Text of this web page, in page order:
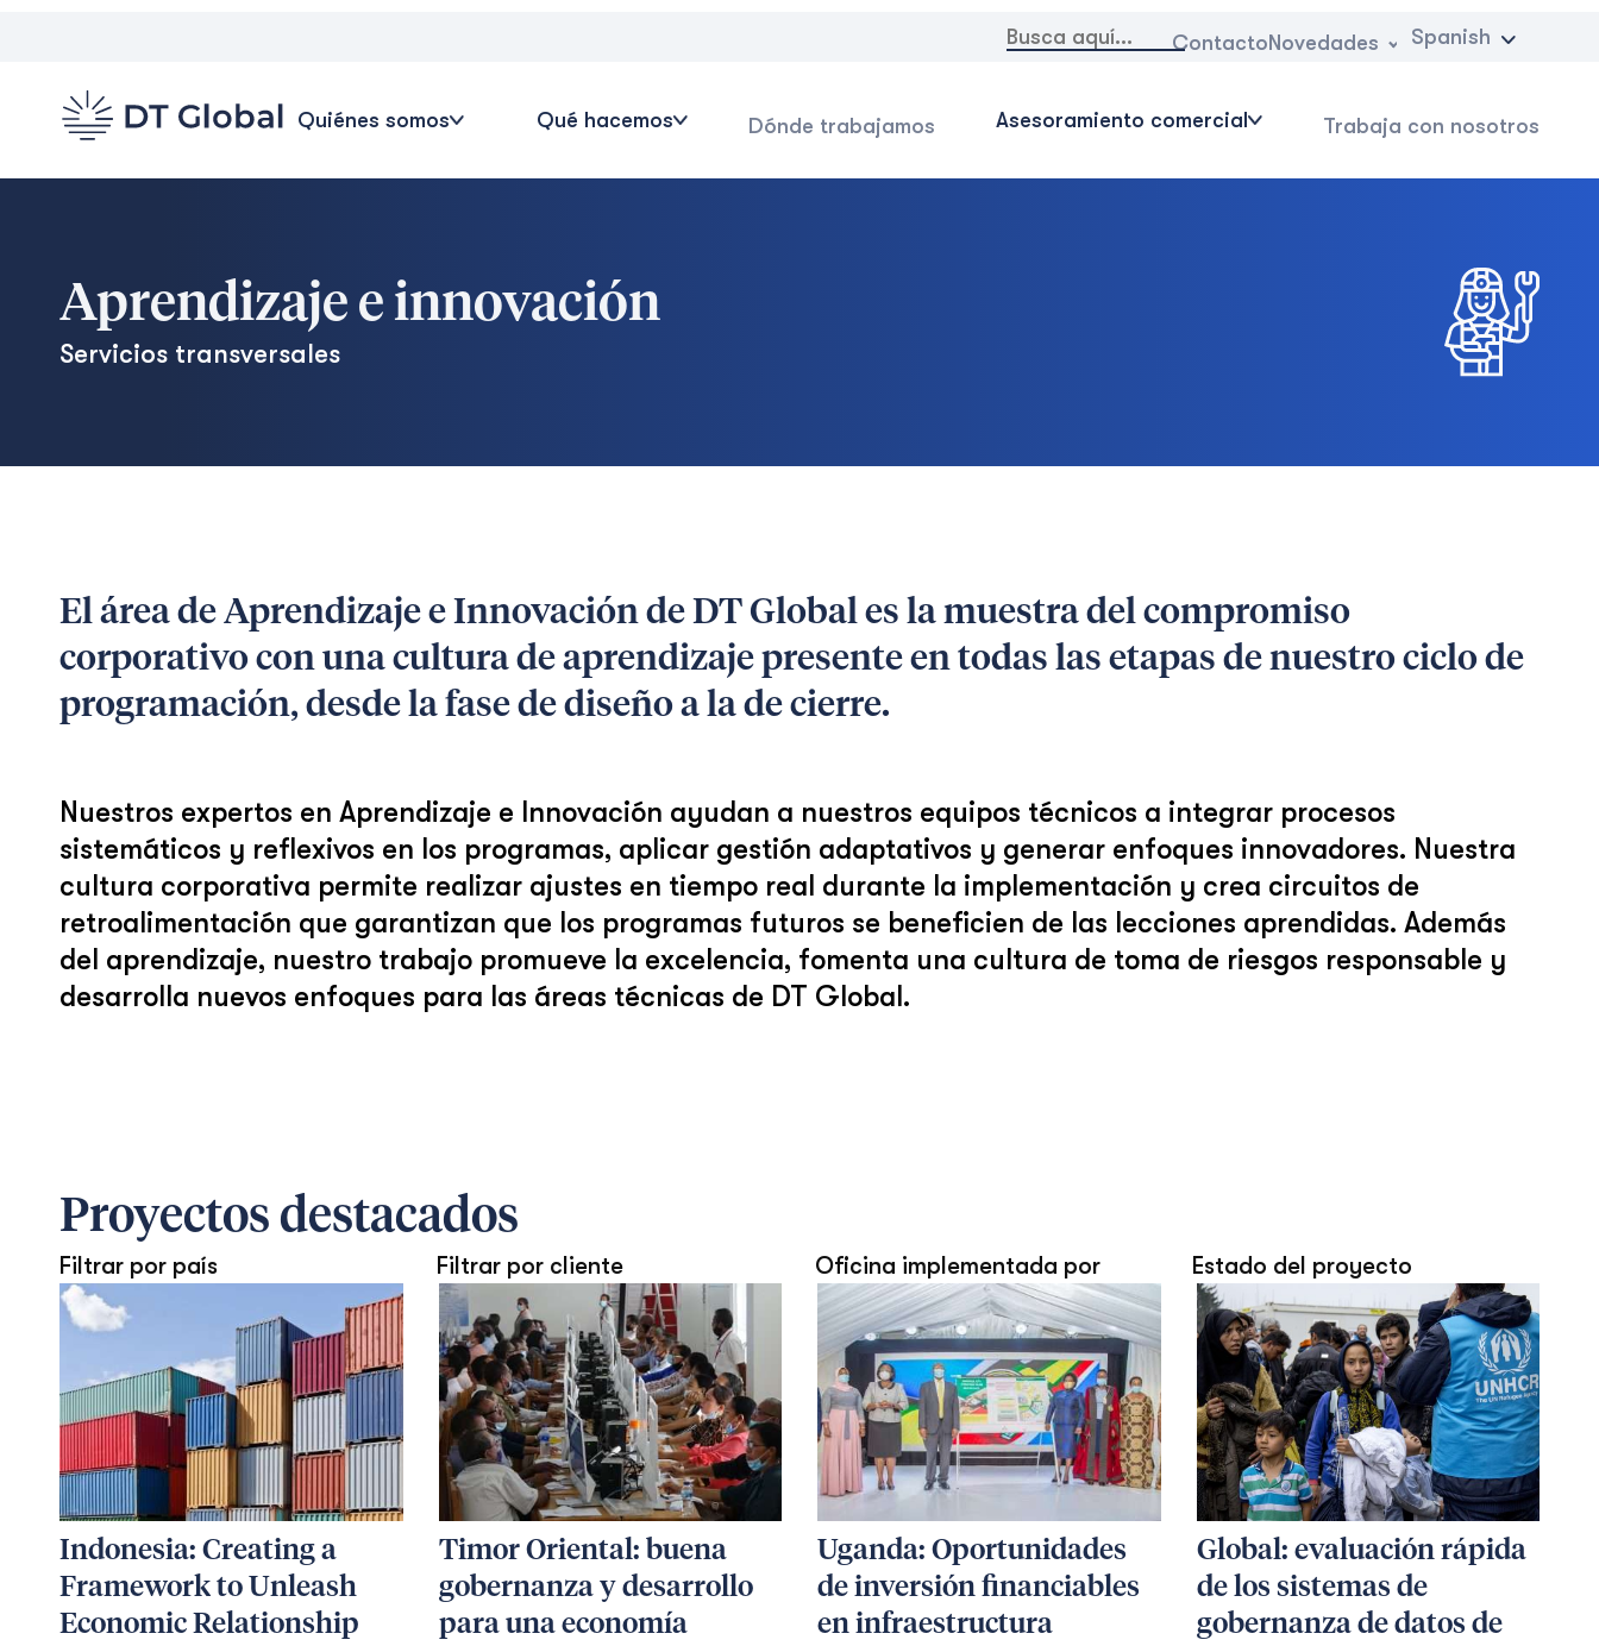
Buscar: ContactoNovedades Spanish
Quiénes somos Qué hacemos Dónde trabajamos Asesoramiento comercial Trabaja con nosotros
Aprendizaje e innovación
Servicios transversales
El área de Aprendizaje e Innovación de DT Global es la muestra del compromiso
corporativo con una cultura de aprendizaje presente en todas las etapas de nuestro ciclo de
programación, desde la fase de diseño a la de cierre.
Nuestros expertos en Aprendizaje e Innovación ayudan a nuestros equipos técnicos a integrar procesos
sistemáticos y reflexivos en los programas, aplicar gestión adaptativos y generar enfoques innovadores. Nuestra
cultura corporativa permite realizar ajustes en tiempo real durante la implementación y crea circuitos de
retroalimentación que garantizan que los programas futuros se beneficien de las lecciones aprendidas. Además
del aprendizaje, nuestro trabajo promueve la excelencia, fomenta una cultura de toma de riesgos responsable y
desarrolla nuevos enfoques para las áreas técnicas de DT Global.
Proyectos destacados
Filtrar por país Filtrar por cliente Oficina implementada por Estado del proyecto
Indonesia: Creating a
Framework to Unleash
Economic Relationship
Timor Oriental: buena
gobernanza y desarrollo
para una economía
Uganda: Oportunidades
de inversión financiables
en infraestructura
Global: evaluación rápida
de los sistemas de
gobernanza de datos de